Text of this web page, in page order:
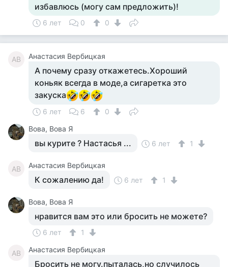
избавлюсь (могу сам предложить)!
6 лет 0 0
АВ Анастасия Вербицкая
А почему сразу откажетесь.Хороший
коньяк всегда в моде,а сигаретка это
закуска
6 лет 6
0
Вова, Вова Я
вы курите ? Настасья ... 6 лет 1
АВ Анастасия Вербицкая
К сожалению да! 6 лет 1
Вова, Вова Я
нравится вам это или бросить не можете?
6 лет 1
АВ Анастасия Вербицкая
Бросить не могу.пыталась,но случилось